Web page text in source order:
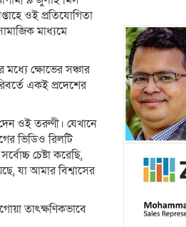
ওই প্রতিযোগিতা
মাধ্যমে
ক্ষোভের সঞ্চার
একই প্রদেশের
ওই তরুণী। যেখানে
ভিডিও রিলটি
চেষ্টা করেছি,
যা আমার বিশ্বাসের
তাৎক্ষণিকভাবে